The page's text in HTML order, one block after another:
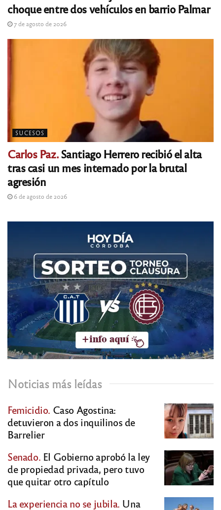
choque entre dos vehículos en barrio Palmar
7 de agosto de 2026
SUCESOS
Carlos Paz.Santiago Herrero recibió el alta
tras casi un mes internado por la brutal
agresión
6 de agosto de 2026
Noticias más leídas
Femicidio. Caso Agostina:
detuvieron a dos inquilinos de
Barrelier
Senado. El Gobierno aprobó la ley
de propiedad privada, pero tuvo
que quitar otro capítulo
La experiencia no se jubila. Una